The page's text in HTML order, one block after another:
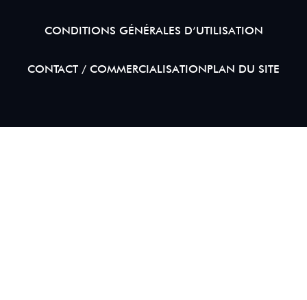
CONDITIONS GÉNÉRALES D’UTILISATION
CONTACT / COMMERCIALISATIONPLAN DU SITE